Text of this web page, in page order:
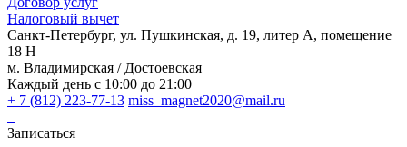
Налоговый вычет
Санкт-Петербург, ул. Пушкинская, д. 19, литер А, помещение
18 Н
м. Владимирская / Достоевская
Каждый день с 10:00 до 21:00
+ 7 (812) 223-77-13 miss_magnet2020@mail.ru
Записаться